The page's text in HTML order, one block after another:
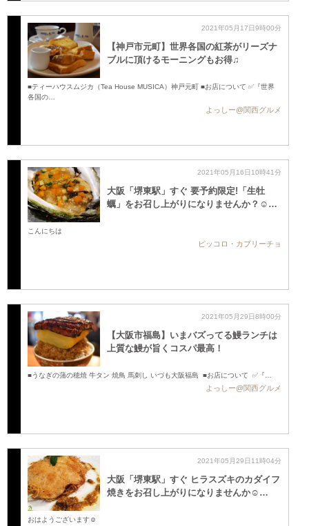
2021年05月17日9時00分
【神戸市元町】世界各国の紅茶がリーズナ
ブルに頂けるモーニングもお得♫
■ティーハウスムジカ（Tea House MUSICA）神戸元町 ■お店について ✅『世界
各国の…
よっしー@関西グルメ
2021年05月16日10時41分
大阪「堺東駅」すぐ 要予約限定!「生牡
蠣」をお召し上がりになりませんか？☺️…
こんにちは
ピッコロ・カプリーチョ
2021年05月29日8時00分
【大阪市福島】いまバズってる鰻ランチは
上質な鰻が旨くコスパ最高！
■うなぎの蒲の穂焼 牛タン 焼鳥 馬刺し いづも大阪福島 ■お店について ✅『…
よっしー@関西グルメ
2021年05月29日11時04分
大阪「堺東駅」すぐ ヒラスズキのカダイフ
焼きをお召し上がりになりませんか☺️…
おはようございます☺️